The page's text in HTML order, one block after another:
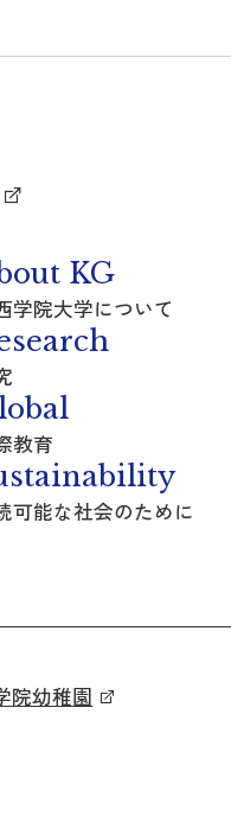
KG
学院大学について
教育
可能な社会のために
院幼稚園